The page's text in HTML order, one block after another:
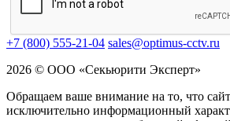
+7 (800) 555-21-04 sales@optimus-cctv.ru
2026 © ООО «Секьюрити Эксперт»
Обращаем ваше внимание на то, что
исключительно информационный